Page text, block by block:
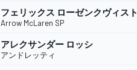
フェリックス ローゼンクヴィスト
Arrow McLaren SP
アレクサンダー ロッシ
アンドレッティ